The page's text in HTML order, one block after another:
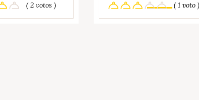
( 2 votos ) ( 1 voto )